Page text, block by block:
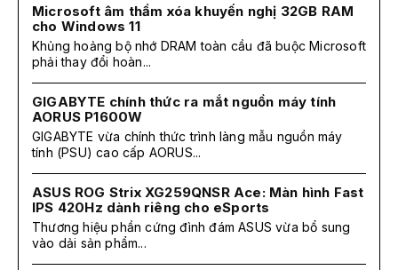
Microsoft âm thầm xóa khuyến nghị 32GB RAM
cho Windows 11
Khủng hoảng bộ nhớ DRAM toàn cầu đã buộc Microsoft
phải thay đổi hoàn...
GIGABYTE chính thức ra mắt nguồn máy tính
AORUS P1600W
GIGABYTE vừa chính thức trình làng mẫu nguồn máy
tính (PSU) cao cấp AORUS...
ASUS ROG Strix XG259QNSR Ace: Màn hình Fast
IPS 420Hz dành riêng cho eSports
Thương hiệu phần cứng đình đám ASUS vừa bổ sung
vào dải sản phẩm...